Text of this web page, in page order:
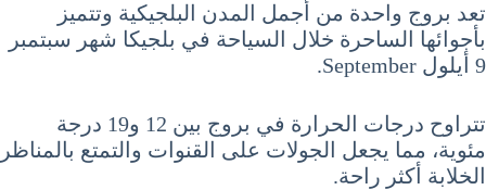
تعد بروج واحدة من أجمل المدن البلجيكية وتتميز
بأجوائها الساحرة خلال السياحة في بلجيكا شهر سبتمبر
9 أيلول September.
تتراوح درجات الحرارة في بروج بين 12 و19 درجة
مئوية، مما يجعل الجولات على القنوات والتمتع بالمناظر
الخلابة أكثر راحة.